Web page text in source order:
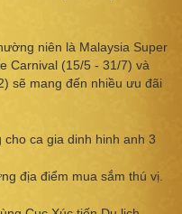
niên là Malaysia Super
Carnival (15/5 - 31/7) và
sẽ mang đến nhiều ưu đãi
địa điểm mua sắm thú vị.